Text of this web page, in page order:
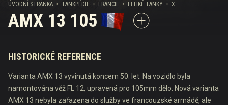
ÚVODNÍ STRÁNKA TANKPÉDIE FRANCIE LEHKÉ TANKY X
AMX 13 105
HISTORICKÉ REFERENCE
Varianta AMX 13 vyvinutá koncem 50. let. Na vozidlo byla
namontována věž FL 12, upravená pro 105mm dělo. Nová varianta
AMX 13 nebyla zařazena do služby ve francouzské armádě, ale